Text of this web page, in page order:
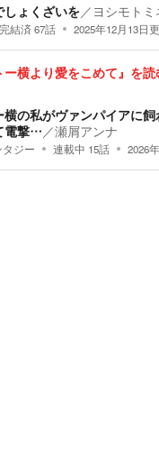
しょくざいを／ ヨシモトミ
完結済67話 2025年12月13日
横より愛をこめて』を読
横の私がヴァンパイアに
電撃… ／瀬屑アンナ
ジー 連載中 15話 2026